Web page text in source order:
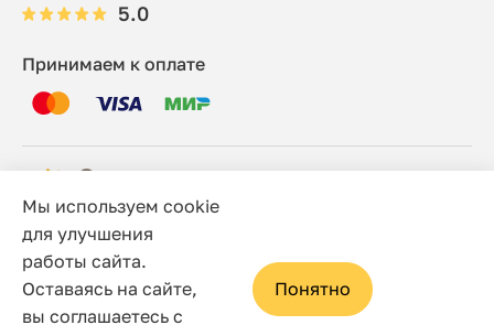
5.0
Принимаем к оплате
© 2006 - 2026 Этно-шоп, Интернет-магазин
Политика конфиденциальности
Сайт носит исключительно информационный характер, и
Мы используем cookie
для улучшения
работы сайта.
Оставаясь на сайте,
вы соглашаетесь с
Понятно